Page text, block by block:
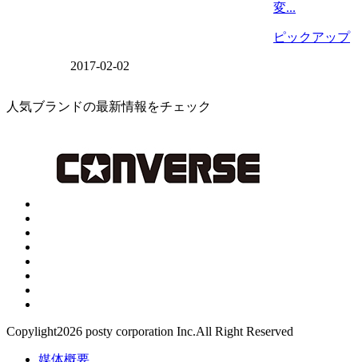
変...
ピックアップ
2017-02-02
人気ブランドの最新情報をチェック
Copylight2026 posty corporation Inc.All Right Reserved
媒体概要